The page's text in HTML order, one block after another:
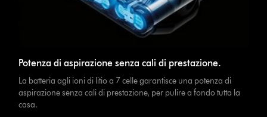
Potenza di aspirazione senza cali di prestazione.
La batteria agli ioni di litio a 7 celle garantisce una potenza di
aspirazione senza cali di prestazione, per pulire a fondo tutta la
casa.